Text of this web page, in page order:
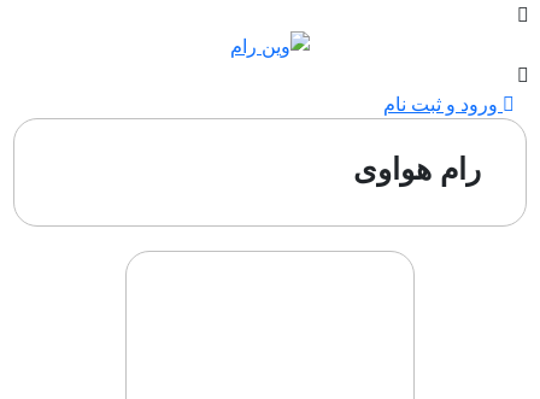
ورود و ثبت نام
رام هواوی